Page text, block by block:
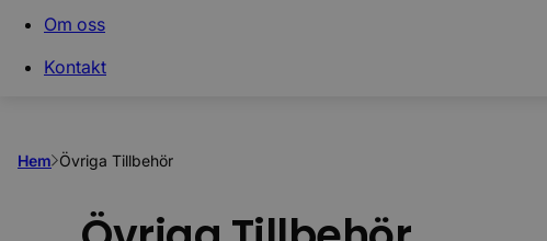
Om oss
Kontakt
Hem Övriga Tillbehör